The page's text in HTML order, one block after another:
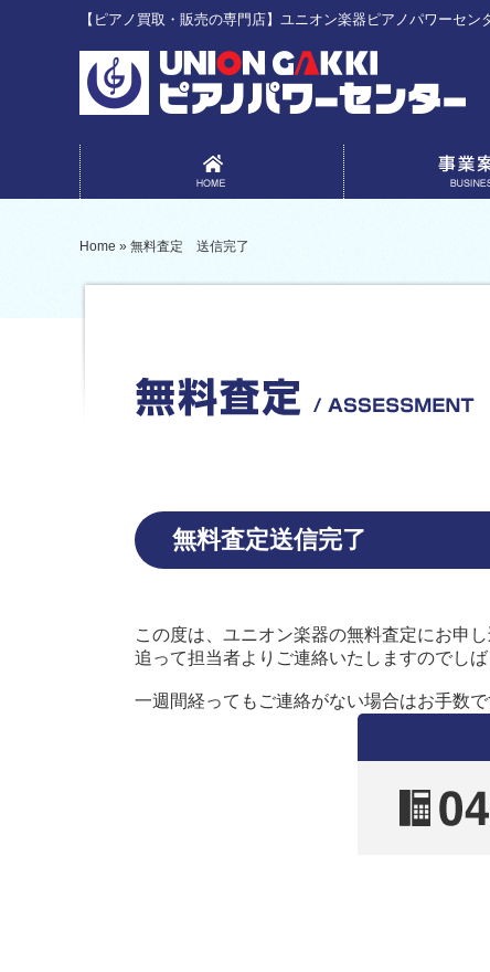
【ピアノ買取・販売の専門店】ユニオン楽器ピアノパワーセン
Home » 無料査定 送信完了
無料査定送信完了
この度は、ユニオン楽器の無料査定にお申
追って担当者よりご連絡いたしますのでしば
一週間経ってもご連絡がない場合はお手数